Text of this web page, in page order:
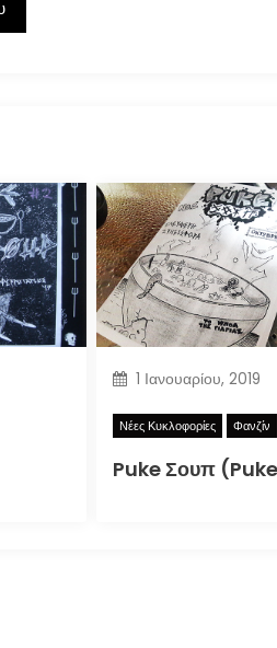
1 Ιανουαρίου, 2019
Νέες Κυκλοφορίες Φανζίν